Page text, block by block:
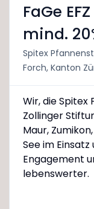
FaGe
mind.
Spitex
Forch, Kanton
Wir, die Spitex
Zollinger
Maur,
See im
Engagement
lebenswerter.